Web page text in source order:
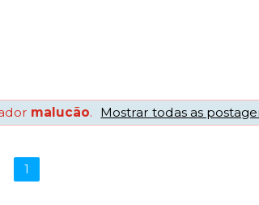
malucão. Mostrar todas as
1